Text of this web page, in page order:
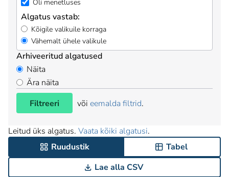
Oli menetluses
Algatus vastab:
Kõigile valikuile korraga
Vähemalt ühele valikule
Arhiveeritud algatused
Näita
Ära näita
Filtreeri
või eemalda filtrid.
Leitud üks algatus. Vaata kõiki algatusi.
Ruudustik
Tabel
Lae alla CSV